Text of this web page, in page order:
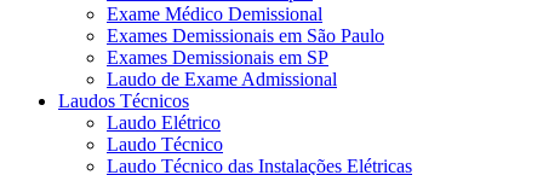
Exame Médico Demissional
Exames Demissionais em São Paulo
Exames Demissionais em SP
Laudo de Exame Admissional
Laudos Técnicos
Laudo Elétrico
Laudo Técnico
Laudo Técnico das Instalações Elétricas